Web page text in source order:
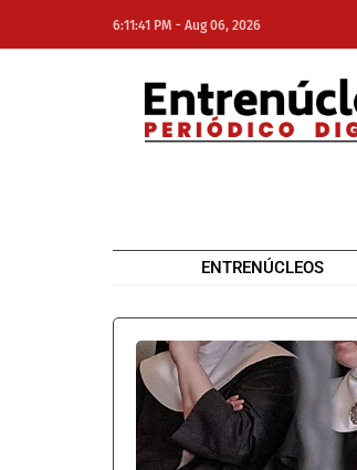
6:11:41 PM - Aug 06, 2026
ENTRENÚCLEOS